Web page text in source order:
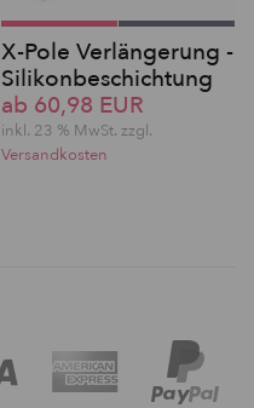
X-Pole Verlängerung -
Silikonbeschichtung
ab 60,98 EUR
inkl. 23 % MwSt. zzgl.
Versandkosten